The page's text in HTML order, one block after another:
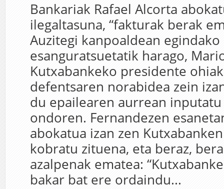
Bankariak Rafael Alcorta
ilegaltasuna, “fakturak berak
Auzitegi kanpoaldean
esanguratsuetatik harago,
Kutxabankeko presidente
defentsaren norabidea zein
du epailearen aurrean
ondoren. Fernandezen
abokatua izan zen
kobratu zituena, eta beraz,
azalpenak ematea:
bakar bat ere ordaindu...